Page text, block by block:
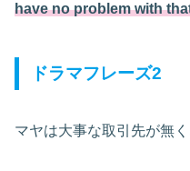
have no problem with
ドラマフレーズ2
マヤは大事な取引先が無